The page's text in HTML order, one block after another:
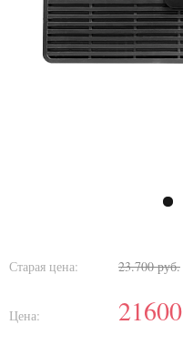
Старая цена: 23.700руб.
Цена: 21600